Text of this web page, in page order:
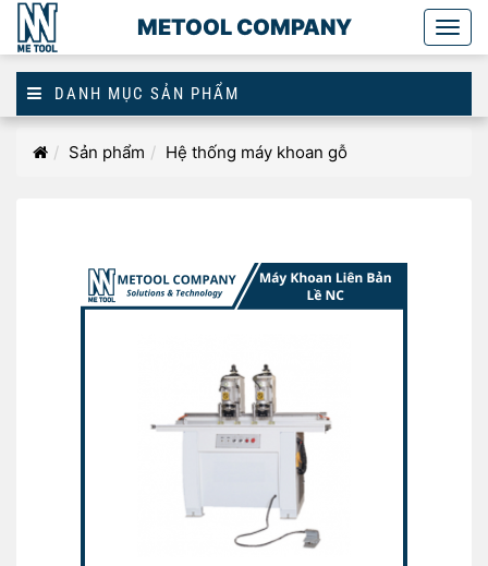
METOOL COMPANY
DANH MỤC SẢN PHẨM
Homepage
Sản phẩm Hệ thống máy khoan gỗ